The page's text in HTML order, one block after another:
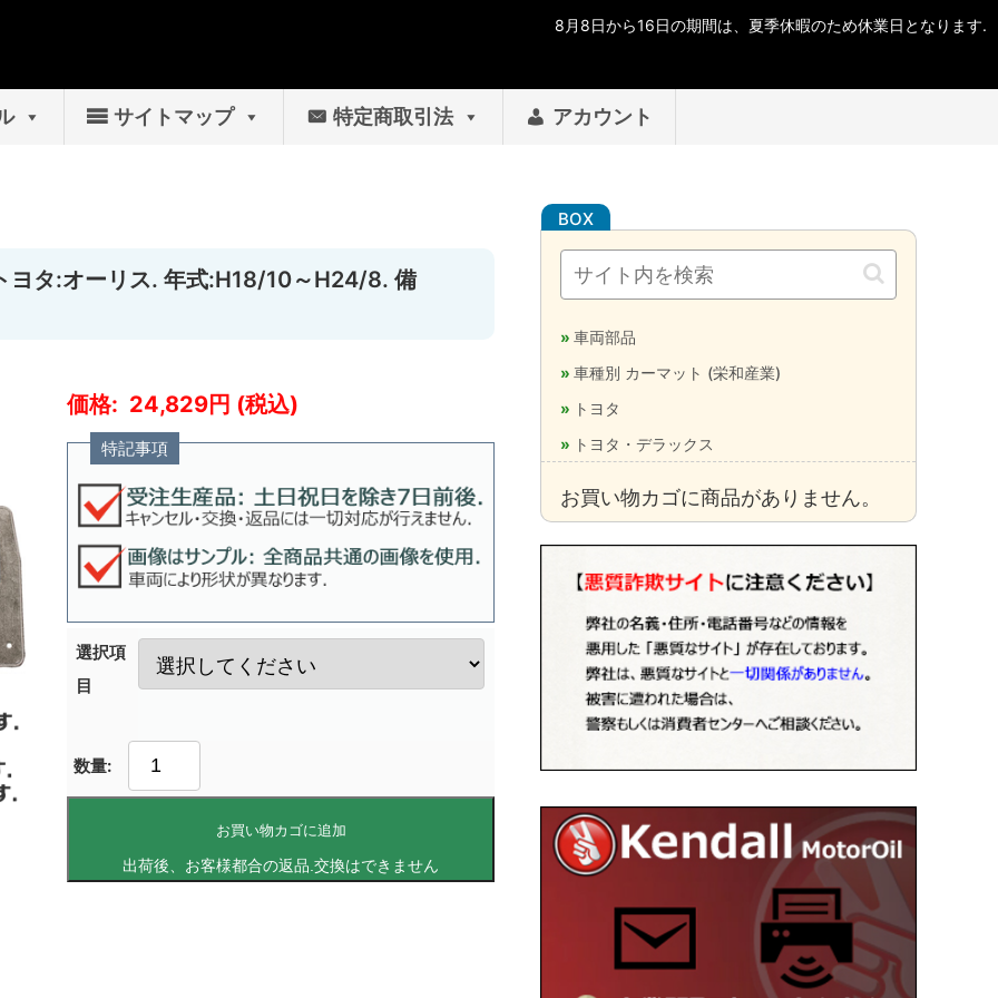
サイトマップ 特定商取引法 アカウント
ヨタ:オーリス. 年式:H18/10～H24/8. 備
24,829
特記事項
選択項
目
お買い物カゴに追加
車両部品
車種別 カーマット (栄和産業)
トヨタ
トヨタ・デラックス
お買い物カゴに商品がありません。